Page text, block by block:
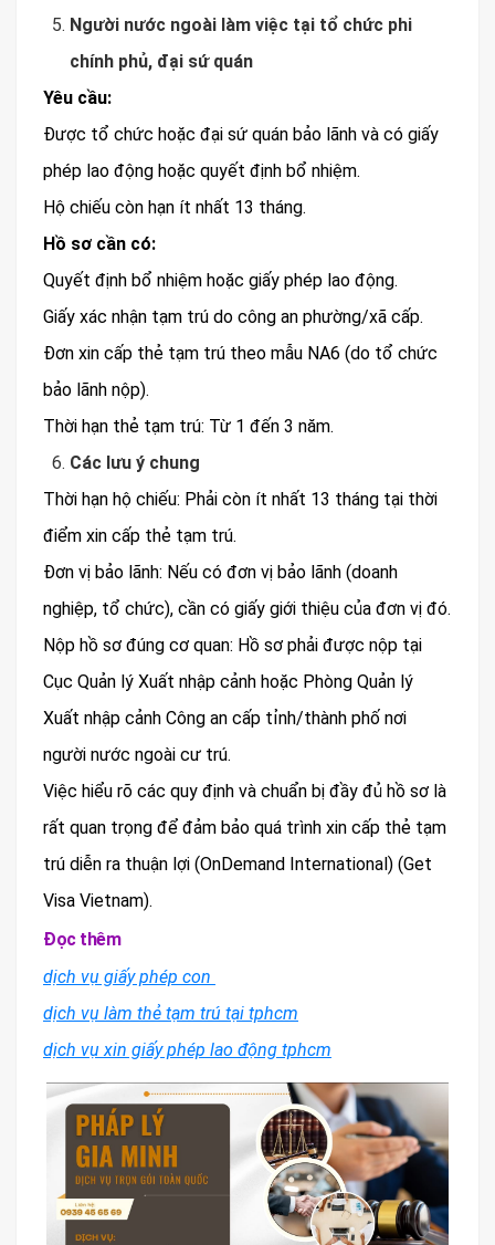
Người nước ngoài làm việc tại tổ chức phi
chính phủ, đại sứ quán
Yêu cầu:
Được tổ chức hoặc đại sứ quán bảo lãnh và có giấy
phép lao động hoặc quyết định bổ nhiệm.
Hộ chiếu còn hạn ít nhất 13 tháng.
Hồ sơ cần có:
Quyết định bổ nhiệm hoặc giấy phép lao động.
Giấy xác nhận tạm trú do công an phường/xã cấp.
Đơn xin cấp thẻ tạm trú theo mẫu NA6 (do tổ chức
bảo lãnh nộp).
Thời hạn thẻ tạm trú: Từ 1 đến 3 năm.
Các lưu ý chung
Thời hạn hộ chiếu: Phải còn ít nhất 13 tháng tại thời
điểm xin cấp thẻ tạm trú.
Đơn vị bảo lãnh: Nếu có đơn vị bảo lãnh (doanh
nghiệp, tổ chức), cần có giấy giới thiệu của đơn vị đó.
Nộp hồ sơ đúng cơ quan: Hồ sơ phải được nộp tại
Cục Quản lý Xuất nhập cảnh hoặc Phòng Quản lý
Xuất nhập cảnh Công an cấp tỉnh/thành phố nơi
người nước ngoài cư trú.
Việc hiểu rõ các quy định và chuẩn bị đầy đủ hồ sơ là
rất quan trọng để đảm bảo quá trình xin cấp thẻ tạm
trú diễn ra thuận lợi​ (OnDemand International)​ (Get
Visa Vietnam).
Đọc thêm
dịch vụ giấy phép con
dịch vụ làm thẻ tạm trú tại tphcm
dịch vụ xin giấy phép lao động tphcm